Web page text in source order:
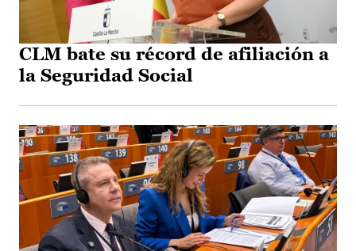
CLM bate su récord de afiliación a
la Seguridad Social